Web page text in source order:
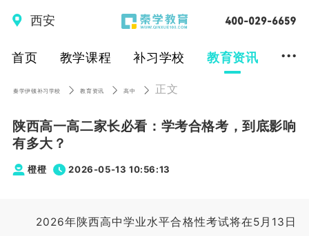
西安
首页 教学课程 补习学校 教育资讯 ...
秦学伊顿补习学校 教育资讯 高中 正文
陕西高一高二家长必看：学考合格考，到底影响
有多大？
橙橙 2026-05-13 10:56:13
2026年陕西高中学业水平合格性考试将在5月13日